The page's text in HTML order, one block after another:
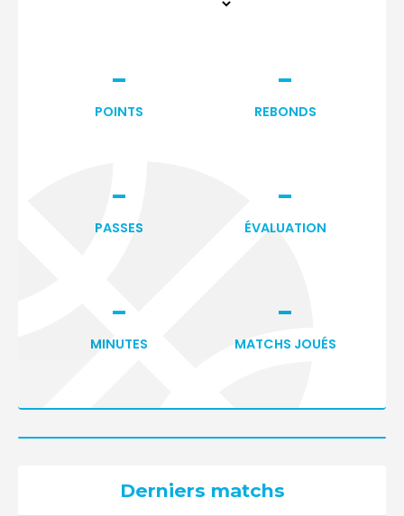
-
POINTS
-
REBONDS
-
PASSES
-
ÉVALUATION
-
MINUTES
-
MATCHS JOUÉS
Derniers matchs